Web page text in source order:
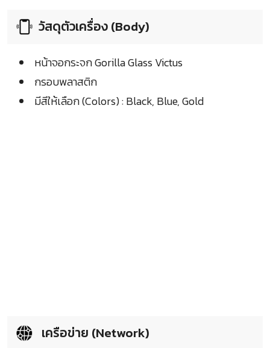
วัสดุตัวเครื่อง (Body)
หน้าจอกระจก Gorilla Glass Victus
กรอบพลาสติก
มีสีให้เลือก (Colors) : Black, Blue, Gold
เครือข่าย (Network)